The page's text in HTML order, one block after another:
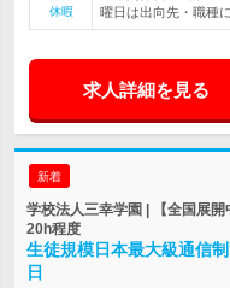
休暇
曜日は出向先・職種
求人詳細を見る
新着
学校法人三幸学園 | 【全国展
20h程度
生徒規模日本最大級通信
日